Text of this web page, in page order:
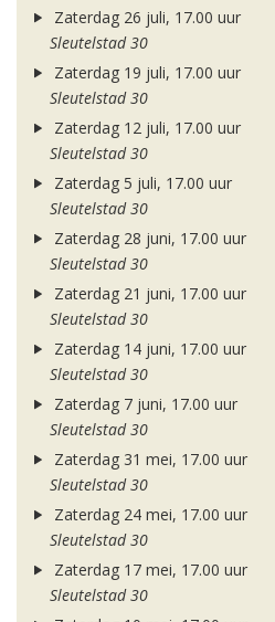
Zaterdag 26 juli, 17.00 uur
Sleutelstad 30
Zaterdag 19 juli, 17.00 uur
Sleutelstad 30
Zaterdag 12 juli, 17.00 uur
Sleutelstad 30
Zaterdag 5 juli, 17.00 uur
Sleutelstad 30
Zaterdag 28 juni, 17.00 uur
Sleutelstad 30
Zaterdag 21 juni, 17.00 uur
Sleutelstad 30
Zaterdag 14 juni, 17.00 uur
Sleutelstad 30
Zaterdag 7 juni, 17.00 uur
Sleutelstad 30
Zaterdag 31 mei, 17.00 uur
Sleutelstad 30
Zaterdag 24 mei, 17.00 uur
Sleutelstad 30
Zaterdag 17 mei, 17.00 uur
Sleutelstad 30